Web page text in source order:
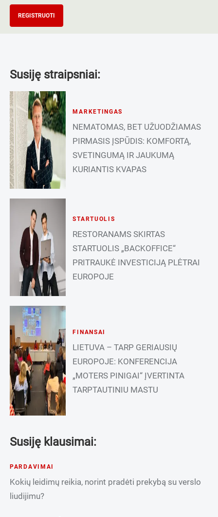
REGISTRUOTI
Susiję straipsniai:
MARKETINGAS
NEMATOMAS, BET UŽUODŽIAMAS
PIRMASIS ĮSPŪDIS: KOMFORTĄ,
SVETINGUMĄ IR JAUKUMĄ
KURIANTIS KVAPAS
STARTUOLIS
RESTORANAMS SKIRTAS
STARTUOLIS „BACKOFFICE“
PRITRAUKĖ INVESTICIJĄ PLĖTRAI
EUROPOJE
FINANSAI
LIETUVA – TARP GERIAUSIŲ
EUROPOJE: KONFERENCIJA
„MOTERS PINIGAI“ ĮVERTINTA
TARPTAUTINIU MASTU
Susiję klausimai:
PARDAVIMAI
Kokių leidimų reikia, norint pradėti prekybą su verslo
liudijimu?